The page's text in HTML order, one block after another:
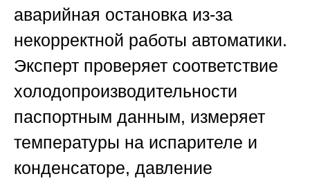
аварийная остановка из-за
некорректной работы автоматики.
Эксперт проверяет соответствие
холодопроизводительности
паспортным данным, измеряет
температуры на испарителе и
конденсаторе, давление